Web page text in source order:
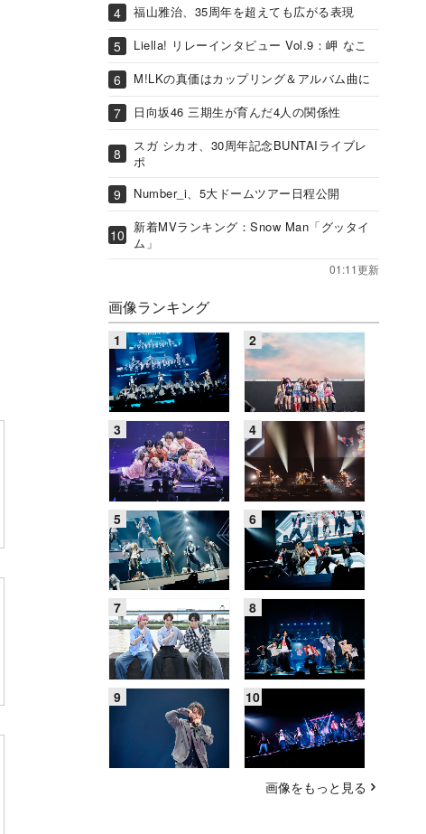
福山雅治、35周年を超えても広がる表現
Liella! リレーインタビュー Vol.9：岬 なこ
M!LKの真価はカップリング＆アルバム曲に
日向坂46 三期生が育んだ4人の関係性
スガ シカオ、30周年記念BUNTAIライブレ
ポ
Number_i、5大ドームツアー日程公開
新着MVランキング：Snow Man「グッタイ
ム」
01:11更新
画像ランキング
画像をもっと見る